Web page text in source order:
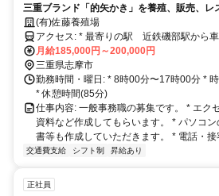
三重ブランド「的矢かき」を養殖、販売、レ
ス」をオープンしました。
(有)佐藤養殖場
アクセス: * 最寄りの駅 近鉄磯部駅か
月給185,000円～200,000円
三重県志摩市
勤務時間・曜日: * 8時00分〜17時00分 *
* 休憩時間(85分)
仕事内容: 一般事務職の募集です。 * エク
資料など作成してもらいます。 * パソコ
書等も作成していただきます。 * 電話・接
交通費支給 シフト制 昇給あり
正社員